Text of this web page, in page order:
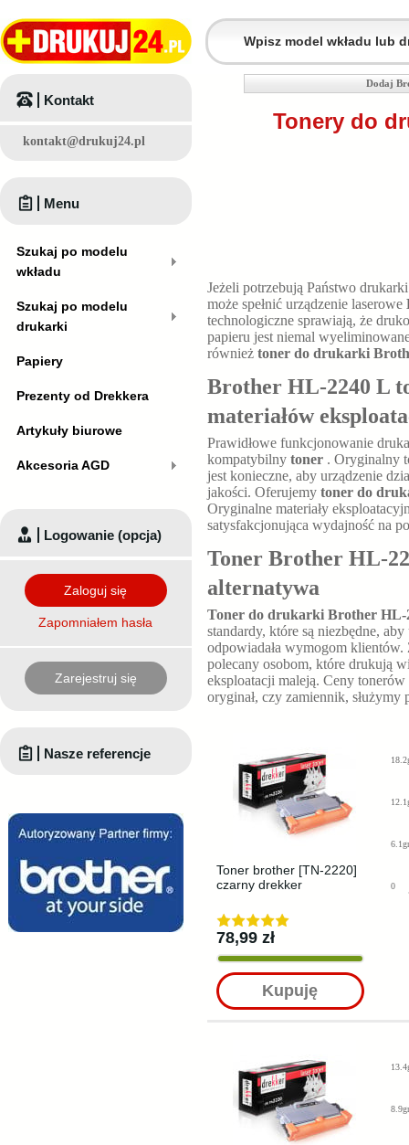
Dodaj
Tonery do
Jeżeli potrzebują Państwo
może spełnić urządzenie laserowe
technologiczne sprawiają, że
papieru jest niemal
również toner do drukarki
Brother HL-2240 L
materiałów
Prawidłowe funkcjonowanie
kompatybilny toner . Oryginalny
jest konieczne, aby urządzenie
jakości. Oferujemy toner do
Oryginalne materiały
satysfakcjonująca wydajność na
Toner Brother HL-
alternatywa
Toner do drukarki Brother HL-
standardy, które są niezbędne,
odpowiadała wymogom
polecany osobom, które drukują
eksploatacji maleją. Ceny
oryginał, czy zamiennik, służymy
Toner brother [TN-2220]
czarny drekker
78,99 zł
Kupuję
6.1gr
0
8.9gr
Kontakt
kontakt@drukuj24.pl
Menu
Szukaj po modelu
wkładu
Szukaj po modelu
drukarki
Papiery
Prezenty od Drekkera
Artykuły biurowe
Akcesoria AGD
Logowanie (opcja)
Zaloguj się
Zapomniałem hasła
Zarejestruj się
Nasze referencje